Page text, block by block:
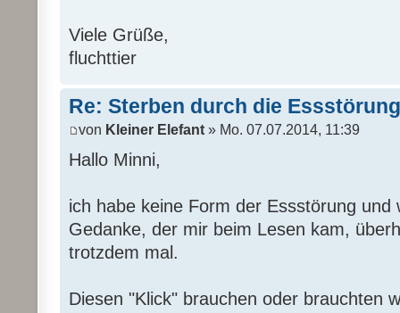
Viele Grüße,
fluchttier
Re: Sterben durch die Essstörung
von Kleiner Elefant » Mo. 07.07.2014, 11:39
Hallo Minni,
ich habe keine Form der Essstörung und
Gedanke, der mir beim Lesen kam,
trotzdem mal.
Diesen "Klick" brauchen oder brauchten